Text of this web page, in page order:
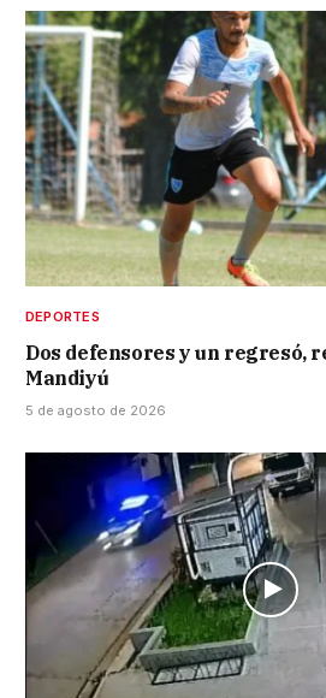
DEPORTES
Dos defensores y un regresó,
Mandiyú
5 de agosto de 2026